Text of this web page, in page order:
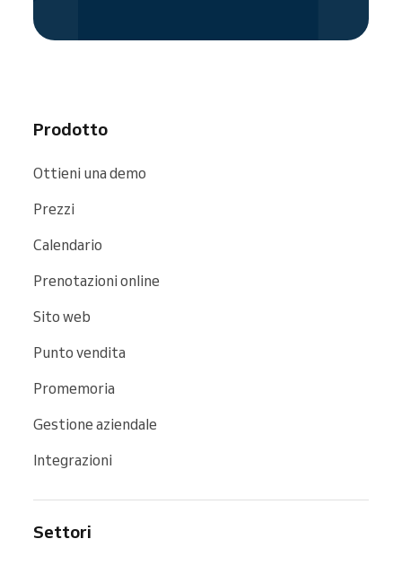
piattaforme comeGoogle,BingeFacebook.
Prodotto
Ottieni una demo
Prezzi
Calendario
Prenotazioni online
Sito web
Punto vendita
Promemoria
Gestione aziendale
Integrazioni
Settori